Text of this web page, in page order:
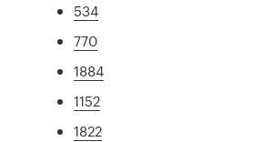
534
770
1884
1152
1822